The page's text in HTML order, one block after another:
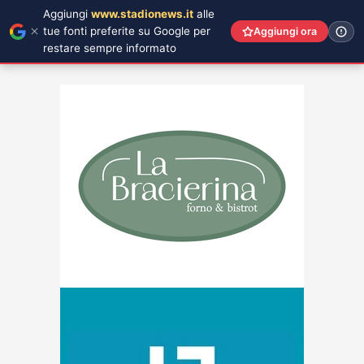
Aggiungi www.stadionews.it alle
tue fonti preferite su Google per
restare sempre informato
Aggiungi ora